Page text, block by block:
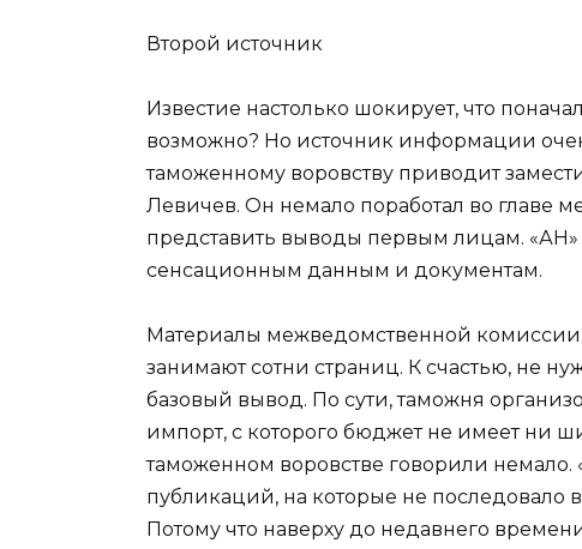
Второй источник
Известие настолько шокирует, что
возможно? Но источник информации
таможенному воровству приводит
Левичев. Он немало поработал во главе
представить выводы первым лицам.
сенсационным данным и документам.
Материалы межведомственной
занимают сотни страниц. К счастью, не
базовый вывод. По сути, таможня
импорт, с которого бюджет не имеет ни
таможенном воровстве говорили немало.
публикаций, на которые не
Потому что наверху до недавнего